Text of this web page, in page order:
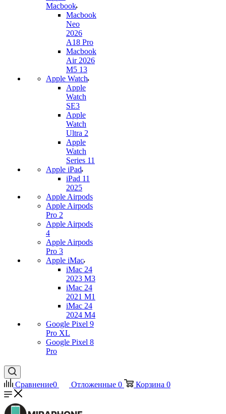
Macbook
Macbook
Neo
2026
A18 Pro
Macbook
Air 2026
M5 13
Apple Watch
Apple
Watch
SE3
Apple
Watch
Ultra 2
Apple
Watch
Series 11
Apple iPad
iPad 11
2025
Apple Airpods
Apple Airpods
Pro 2
Apple Airpods
4
Apple Airpods
Pro 3
Apple iMac
iMac 24
2023 M3
iMac 24
2021 M1
iMac 24
2024 M4
Google Pixel 9
Pro XL
Google Pixel 8
Pro
Сравнение0 Отложенные 0 Корзина 0